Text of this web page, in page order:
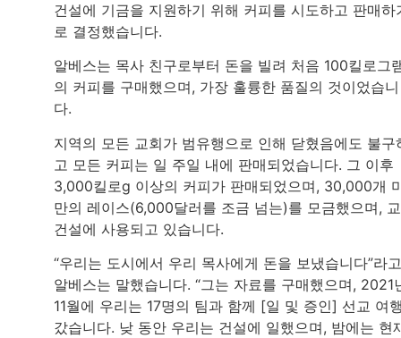
건설에 기금을 지원하기 위해 커피를 시도하고 판매하
로 결정했습니다.
알베스는 목사 친구로부터 돈을 빌려 처음 100킬로그
의 커피를 구매했으며, 가장 훌륭한 품질의 것이었습니
다.
지역의 모든 교회가 범유행으로 인해 닫혔음에도 불구
고 모든 커피는 일 주일 내에 판매되었습니다. 그 이후
3,000킬로g 이상의 커피가 판매되었으며, 30,000개
만의 레이스(6,000달러를 조금 넘는)를 모금했으며,
건설에 사용되고 있습니다.
“우리는 도시에서 우리 목사에게 돈을 보냈습니다”라고
알베스는 말했습니다. “그는 자료를 구매했으며, 2021
11월에 우리는 17명의 팀과 함께 [일 및 증인] 선교 여
갔습니다. 낮 동안 우리는 건설에 일했으며, 밤에는 현